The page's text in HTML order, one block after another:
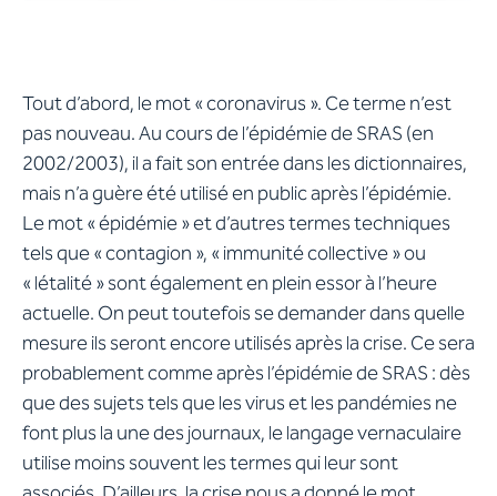
Tout d’abord, le mot « coronavirus ». Ce terme n’est
pas nouveau. Au cours de l’épidémie de SRAS (en
2002/2003), il a fait son entrée dans les dictionnaires,
mais n’a guère été utilisé en public après l’épidémie.
Le mot « épidémie » et d’autres termes techniques
tels que « contagion », « immunité collective » ou
« létalité » sont également en plein essor à l’heure
actuelle. On peut toutefois se demander dans quelle
mesure ils seront encore utilisés après la crise. Ce sera
probablement comme après l’épidémie de SRAS : dès
que des sujets tels que les virus et les pandémies ne
font plus la une des journaux, le langage vernaculaire
utilise moins souvent les termes qui leur sont